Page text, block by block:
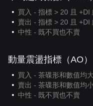
買入 - 指標 > 20 且 +DI
賣出 - 指標 > 20 且 +DI
中性 - 既不買也不賣
動量震盪指標（AO）
買入 - 茶碟形和數值均
賣出 - 茶碟形和數值均
中性 - 既不買也不賣